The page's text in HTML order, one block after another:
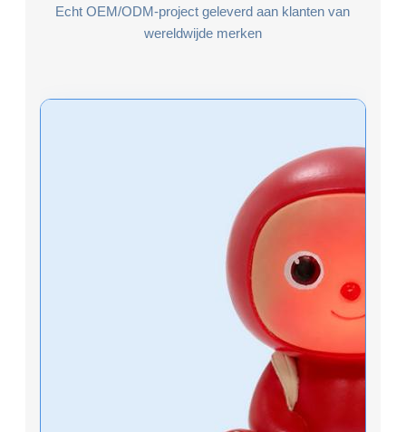
Echt OEM/ODM-project geleverd aan klanten van
wereldwijde merken